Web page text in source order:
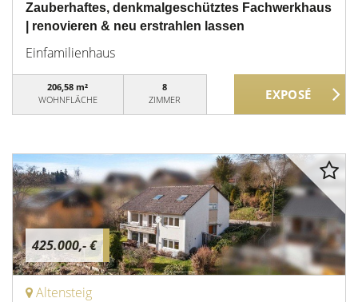
Zauberhaftes, denkmalgeschütztes Fachwerkhaus
| renovieren & neu erstrahlen lassen
Einfamilienhaus
206,58 m²
WOHNFLÄCHE
8
ZIMMER
425.000,- €
Altensteig